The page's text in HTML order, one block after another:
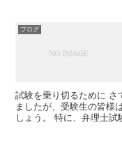
ブログ
試験を乗り切るために さ
ましたが、受験生の皆様
しょう。 特に、弁理士